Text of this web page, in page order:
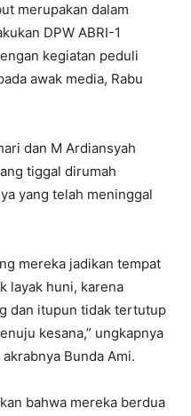
merupakan dalam
DPW ABRI-1
kegiatan peduli
awak media, Rabu
dan M Ardiansyah
tiggal dirumah
yang telah meninggal
mereka jadikan tempat
layak huni, karena
dan itupun tidak tertutup
kesana,” ungkapnya
Bunda Ami.
bahwa mereka berdua